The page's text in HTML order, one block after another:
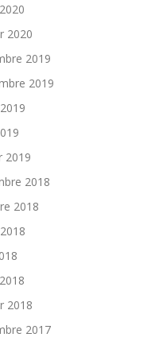
2020
2019
2019
2019
2018
2018
2018
2017